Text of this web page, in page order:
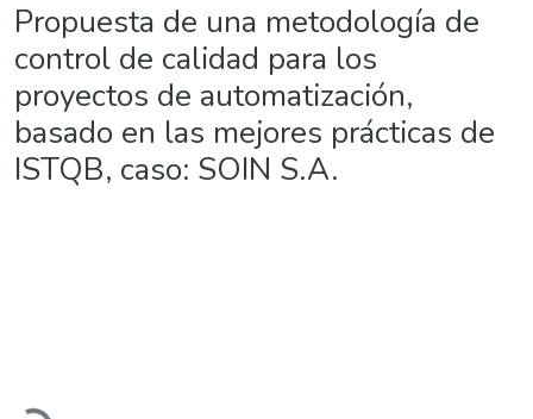
Propuesta de una metodología de
control de calidad para los
proyectos de automatización,
basado en las mejores prácticas de
ISTQB, caso: SOIN S.A.